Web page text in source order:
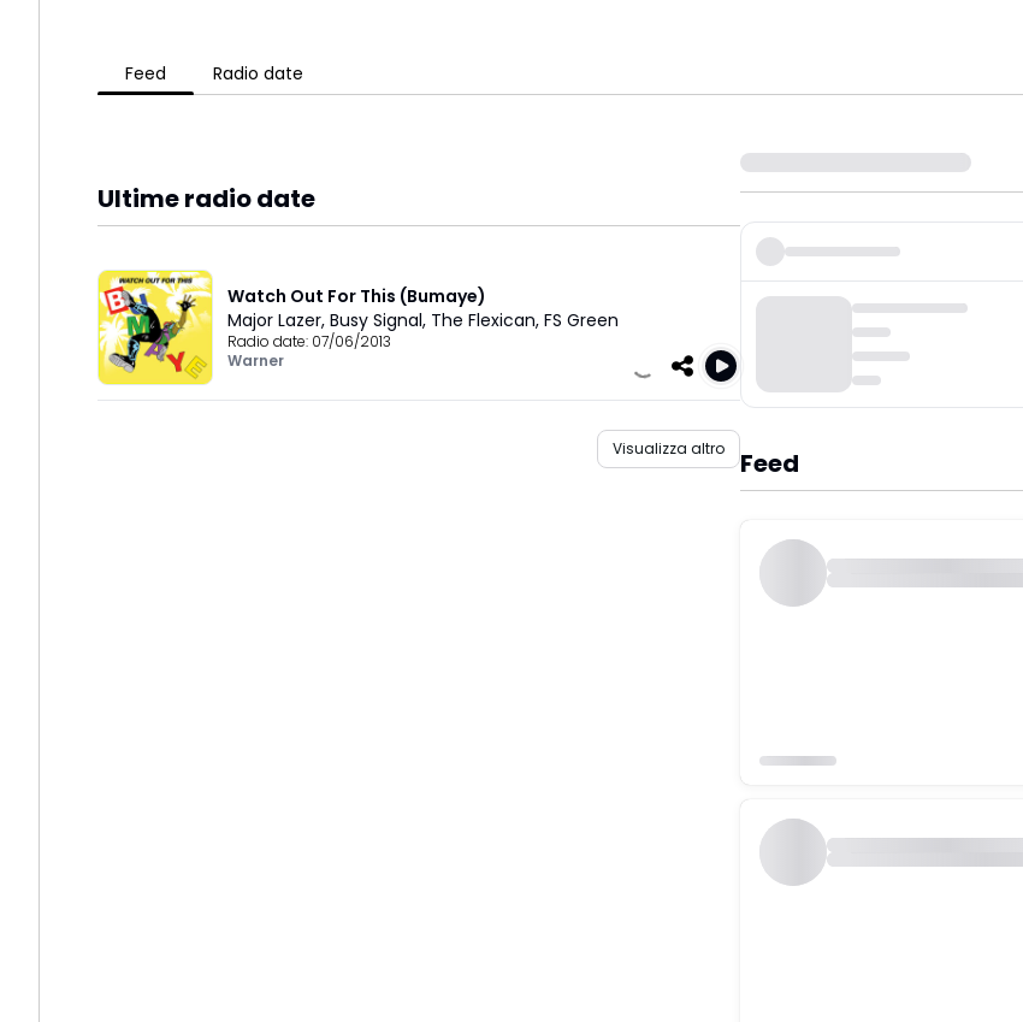
Feed Radio date
Ultime radio date
Watch Out For This (Bumaye)
Major Lazer, Busy Signal, The Flexican, FS Green
Radio date: 07/06/2013
Warner
Visualizza altro Feed